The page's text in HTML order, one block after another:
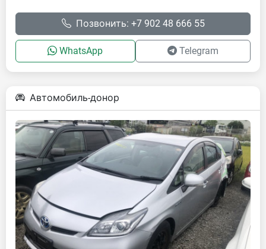
Позвонить: +7 902 48 666 55
WhatsApp Telegram
Автомобиль-донор